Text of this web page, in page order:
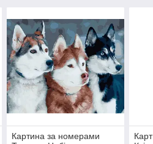
Картина за номерами